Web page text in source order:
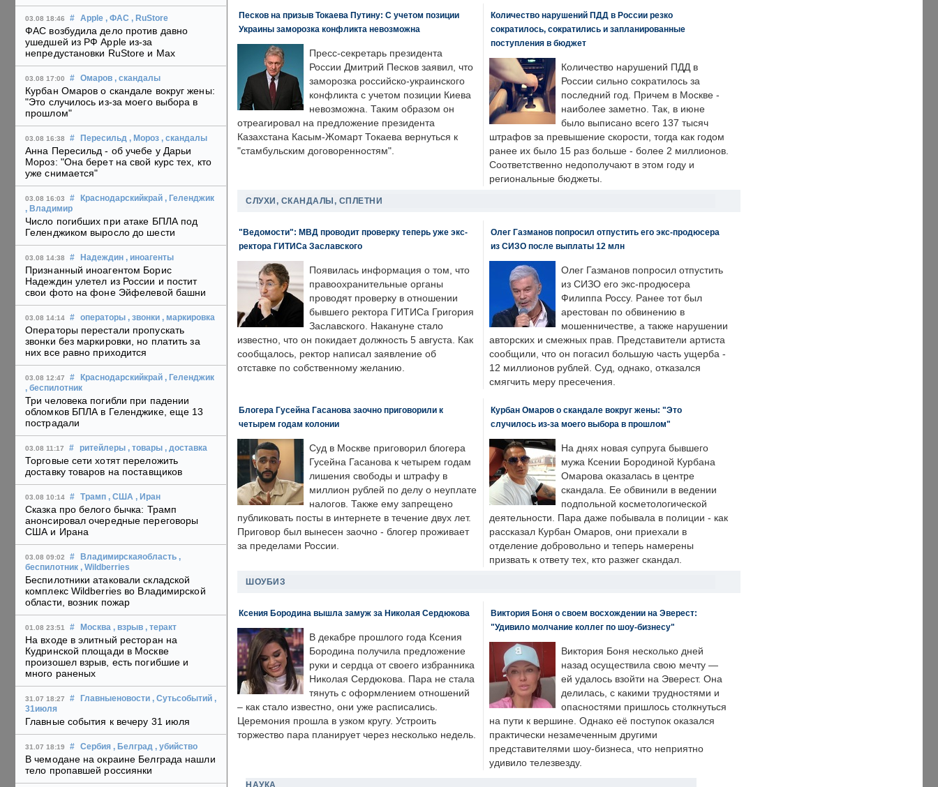
03.08 18:46 # Apple , ФАС , RuStore
ФАС возбудила дело против давно
ушедшей из РФ Apple из-за
непредустановки RuStore и Max
03.08 17:00 # Омаров , скандалы
Курбан Омаров о скандале вокруг жены:
"Это случилось из-за моего выбора в
прошлом"
03.08 16:38 # Пересильд , Мороз , скандалы
Анна Пересильд - об учебе у Дарьи
Мороз: "Она берет на свой курс тех, кто
уже снимается"
03.08 16:03 # Краснодарскийкрай , Геленджик
, Владимир
Число погибших при атаке БПЛА под
Геленджиком выросло до шести
03.08 14:38 # Надеждин , иноагенты
Признанный иноагентом Борис
Надеждин улетел из России и постит
свои фото на фоне Эйфелевой башни
03.08 14:14 # операторы , звонки , маркировка
Операторы перестали пропускать
звонки без маркировки, но платить за
них все равно приходится
03.08 12:47 # Краснодарскийкрай , Геленджик
, беспилотник
Три человека погибли при падении
обломков БПЛА в Геленджике, еще 13
пострадали
03.08 11:17 # ритейлеры , товары , доставка
Торговые сети хотят переложить
доставку товаров на поставщиков
03.08 10:14 # Трамп , США , Иран
Сказка про белого бычка: Трамп
анонсировал очередные переговоры
США и Ирана
03.08 09:02 # Владимирскаяобласть ,
беспилотник , Wildberries
Беспилотники атаковали складской
комплекс Wildberries во Владимирской
области, возник пожар
01.08 23:51 # Москва , взрыв , теракт
На входе в элитный ресторан на
Кудринской площади в Москве
произошел взрыв, есть погибшие и
много раненых
31.07 18:27 # Главныеновости , Сутьсобытий ,
31июля
Главные события к вечеру 31 июля
31.07 18:19 # Сербия , Белград , убийство
В чемодане на окраине Белграда нашли
тело пропавшей россиянки
Песков на призыв Токаева Путину: С учетом позиции
Украины заморозка конфликта невозможна
Пресс-секретарь президента
России Дмитрий Песков заявил, что
заморозка российско-украинского
конфликта с учетом позиции Киева
невозможна. Таким образом он
отреагировал на предложение президента
Казахстана Касым-Жомарт Токаева вернуться к
"стамбульским договоренностям".
Количество нарушений ПДД в России резко
сократилось, сократились и запланированные
поступления в бюджет
Количество нарушений ПДД в
России сильно сократилось за
последний год. Причем в Москве -
наиболее заметно. Так, в июне
было выписано всего 137 тысяч
штрафов за превышение скорости, тогда как годом
ранее их было 15 раз больше - более 2 миллионов.
Соответственно недополучают в этом году и
региональные бюджеты.
СЛУХИ, СКАНДАЛЫ, СПЛЕТНИ
"Ведомости": МВД проводит проверку теперь уже экс-
ректора ГИТИСа Заславского
Появилась информация о том, что
правоохранительные органы
проводят проверку в отношении
бывшего ректора ГИТИСа Григория
Заславского. Накануне стало
известно, что он покидает должность 5 августа. Как
сообщалось, ректор написал заявление об
отставке по собственному желанию.
Олег Газманов попросил отпустить его экс-продюсера
из СИЗО после выплаты 12 млн
Олег Газманов попросил отпустить
из СИЗО его экс-продюсера
Филиппа Россу. Ранее тот был
арестован по обвинению в
мошенничестве, а также нарушении
авторских и смежных прав. Представители артиста
сообщили, что он погасил большую часть ущерба -
12 миллионов рублей. Суд, однако, отказался
смягчить меру пресечения.
Блогера Гусейна Гасанова заочно приговорили к
четырем годам колонии
Суд в Москве приговорил блогера
Гусейна Гасанова к четырем годам
лишения свободы и штрафу в
миллион рублей по делу о неуплате
налогов. Также ему запрещено
публиковать посты в интернете в течение двух лет.
Приговор был вынесен заочно - блогер проживает
за пределами России.
Курбан Омаров о скандале вокруг жены: "Это
случилось из-за моего выбора в прошлом"
На днях новая супруга бывшего
мужа Ксении Бородиной Курбана
Омарова оказалась в центре
скандала. Ее обвинили в ведении
подпольной косметологической
деятельности. Пара даже побывала в полиции - как
рассказал Курбан Омаров, они приехали в
отделение добровольно и теперь намерены
призвать к ответу тех, кто разжег скандал.
ШОУБИЗ
Ксения Бородина вышла замуж за Николая Сердюкова
В декабре прошлого года Ксения
Бородина получила предложение
руки и сердца от своего избранника
Николая Сердюкова. Пара не стала
тянуть с оформлением отношений
– как стало известно, они уже расписались.
Церемония прошла в узком кругу. Устроить
торжество пара планирует через несколько недель.
Виктория Боня о своем восхождении на Эверест:
"Удивило молчание коллег по шоу-бизнесу"
Виктория Боня несколько дней
назад осуществила свою мечту —
ей удалось взойти на Эверест. Она
делилась, с какими трудностями и
опасностями пришлось столкнуться
на пути к вершине. Однако её поступок оказался
практически незамеченным другими
представителями шоу-бизнеса, что неприятно
удивило телезвезду.
НАУКА